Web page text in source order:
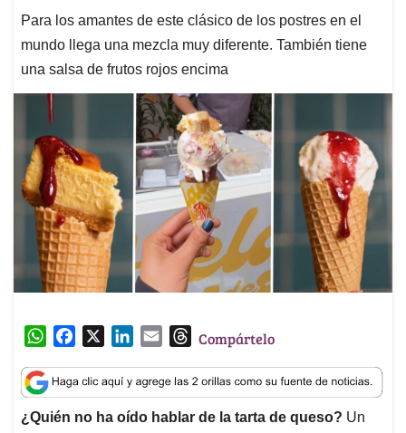
Para los amantes de este clásico de los postres en el
mundo llega una mezcla muy diferente. También tiene
una salsa de frutos rojos encima
W
a
t
s
c
e
b
n
k
e
a
i
l
T
r
e
a
Compártelo
¿Quién no ha oído hablar de la tarta de queso? Un